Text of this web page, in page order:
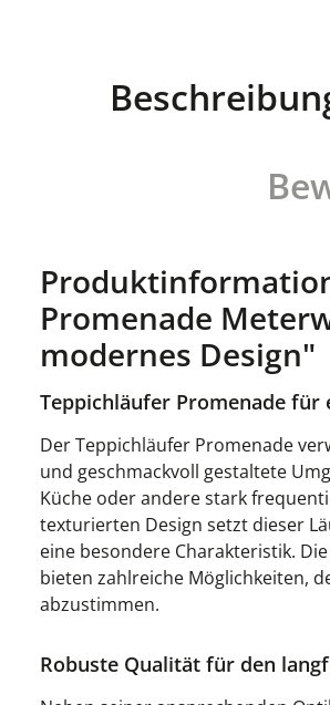
Promenade
modernes Design"
Teppichläufer Promenade für
Der Teppichläufer Promenade
und geschmackvoll gestaltete
Küche oder andere stark
texturierten Design setzt dieser
eine besondere Charakteristik.
bieten zahlreiche Möglichkeiten,
abzustimmen.
Robuste Qualität für den